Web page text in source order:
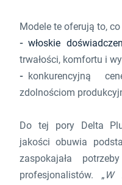
Modele te oferują to,
włoskie
trwałości, komfortu i
konkurencyjną
zdolnościom
Do tej pory Delta
jakości obuwia
zaspokajała
profesjonalistów. „ W